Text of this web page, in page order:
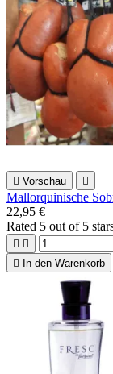
 Vorschau 
Mallorquinische
22,95 €
Rated 5 out of 5
 

In den Warenkorb